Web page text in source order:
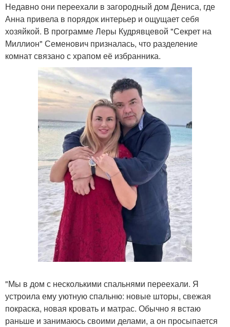
Недавно они переехали в загородный дом Дениса, где
Анна привела в порядок интерьер и ощущает себя
хозяйкой. В программе Леры Кудрявцевой "Секрет на
Миллион" Семенович призналась, что разделение
комнат связано с храпом её избранника.
"Мы в дом с несколькими спальнями переехали. Я
устроила ему уютную спальню: новые шторы, свежая
покраска, новая кровать и матрас. Обычно я встаю
раньше и занимаюсь своими делами, а он просыпается